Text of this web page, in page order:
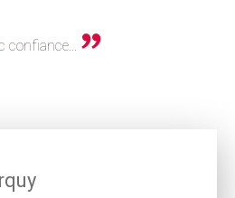
confiance...